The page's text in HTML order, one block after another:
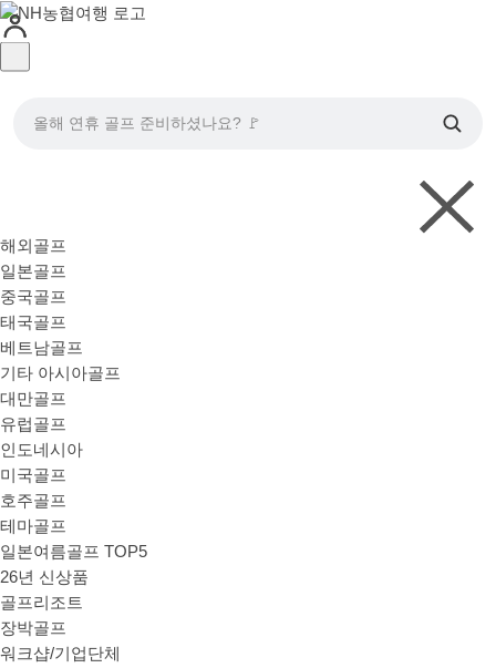
올해 연휴 골프 준비하셨나요? 🚩
해외골프
일본골프
중국골프
태국골프
베트남골프
기타 아시아골프
대만골프
유럽골프
인도네시아
미국골프
호주골프
테마골프
일본여름골프 TOP5
26년 신상품
골프리조트
장박골프
워크샵/기업단체